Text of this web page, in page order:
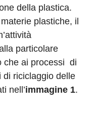
della plastica.
plastiche, il
particolare
che ai processi di
di riciclaggio delle
nell’immagine 1.